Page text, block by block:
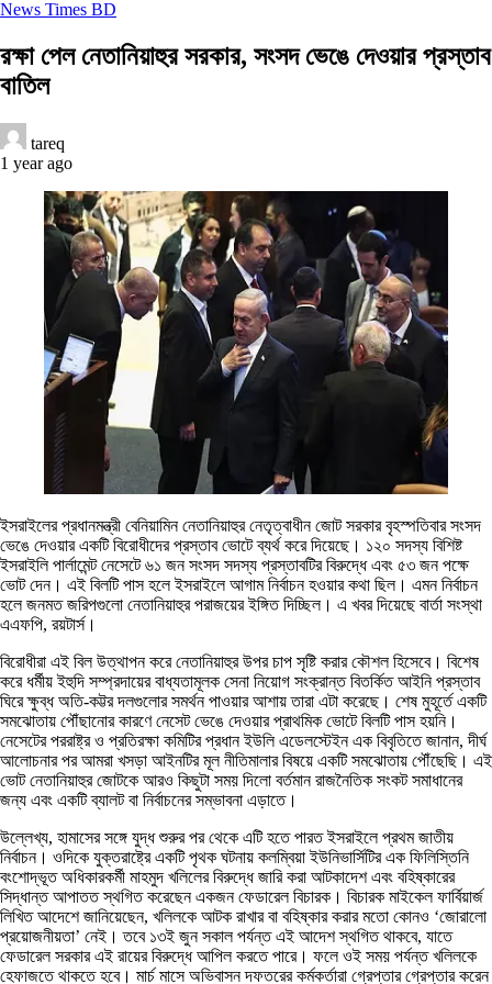
News Times BD
রক্ষা পেল নেতানিয়াহুর সরকার, সংসদ ভেঙে দেওয়ার প্রস্তাব
বাতিল
tareq
1 year ago
ইসরাইলের প্রধানমন্ত্রী বেনিয়ামিন নেতানিয়াহুর নেতৃত্বাধীন জোট সরকার বৃহস্পতিবার সংসদ
ভেঙে দেওয়ার একটি বিরোধীদের প্রস্তাব ভোটে ব্যর্থ করে দিয়েছে। ১২০ সদস্য বিশিষ্ট
ইসরাইলি পার্লামেন্ট নেসেটে ৬১ জন সংসদ সদস্য প্রস্তাবটির বিরুদ্ধে এবং ৫৩ জন পক্ষে
ভোট দেন। এই বিলটি পাস হলে ইসরাইলে আগাম নির্বাচন হওয়ার কথা ছিল। এমন নির্বাচন
হলে জনমত জরিপগুলো নেতানিয়াহুর পরাজয়ের ইঙ্গিত দিচ্ছিল। এ খবর দিয়েছে বার্তা সংস্থা
এএফপি, রয়টার্স।
বিরোধীরা এই বিল উত্থাপন করে নেতানিয়াহুর উপর চাপ সৃষ্টি করার কৌশল হিসেবে। বিশেষ
করে ধর্মীয় ইহুদি সম্প্রদায়ের বাধ্যতামূলক সেনা নিয়োগ সংক্রান্ত বিতর্কিত আইনি প্রস্তাব
ঘিরে ক্ষুব্ধ অতি-কট্টর দলগুলোর সমর্থন পাওয়ার আশায় তারা এটা করেছে। শেষ মুহূর্তে একটি
সমঝোতায় পৌঁছানোর কারণে নেসেট ভেঙে দেওয়ার প্রাথমিক ভোটে বিলটি পাস হয়নি।
নেসেটের পররাষ্ট্র ও প্রতিরক্ষা কমিটির প্রধান ইউলি এডেলস্টেইন এক বিবৃতিতে জানান, দীর্ঘ
আলোচনার পর আমরা খসড়া আইনটির মূল নীতিমালার বিষয়ে একটি সমঝোতায় পৌঁছেছি। এই
ভোট নেতানিয়াহুর জোটকে আরও কিছুটা সময় দিলো বর্তমান রাজনৈতিক সংকট সমাধানের
জন্য এবং একটি ব্যালট বা নির্বাচনের সম্ভাবনা এড়াতে।
উল্লেখ্য, হামাসের সঙ্গে যুদ্ধ শুরুর পর থেকে এটি হতে পারত ইসরাইলে প্রথম জাতীয়
নির্বাচন। ওদিকে যুক্তরাষ্ট্রে একটি পৃথক ঘটনায় কলম্বিয়া ইউনিভার্সিটির এক ফিলিস্তিনি
বংশোদ্ভূত অধিকারকর্মী মাহমুদ খলিলের বিরুদ্ধে জারি করা আটকাদেশ এবং বহিষ্কারের
সিদ্ধান্ত আপাতত স্থগিত করেছেন একজন ফেডারেল বিচারক। বিচারক মাইকেল ফার্বিয়ার্জ
লিখিত আদেশে জানিয়েছেন, খলিলকে আটক রাখার বা বহিষ্কার করার মতো কোনও ‘জোরালো
প্রয়োজনীয়তা’ নেই। তবে ১৩ই জুন সকাল পর্যন্ত এই আদেশ স্থগিত থাকবে, যাতে
ফেডারেল সরকার এই রায়ের বিরুদ্ধে আপিল করতে পারে। ফলে ওই সময় পর্যন্ত খলিলকে
হেফাজতে থাকতে হবে। মার্চ মাসে অভিবাসন দফতরের কর্মকর্তারা গ্রেপ্তার গ্রেপ্তার করেন